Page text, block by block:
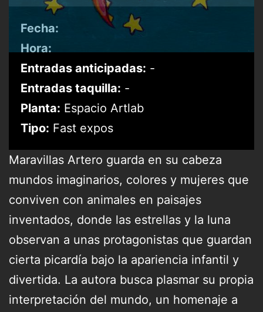
Fecha:
Hora:
Entradas anticipadas: -
Entradas taquilla: -
Planta: Espacio Artlab
Tipo: Fast expos
Maravillas Artero guarda en su cabeza
mundos imaginarios, colores y mujeres que
conviven con animales en paisajes
inventados, donde las estrellas y la luna
observan a unas protagonistas que guardan
cierta picardía bajo la apariencia infantil y
divertida. La autora busca plasmar su propia
interpretación del mundo, un homenaje a